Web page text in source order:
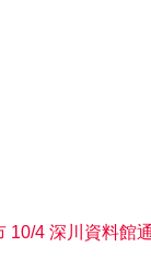
10/4 深川資料館